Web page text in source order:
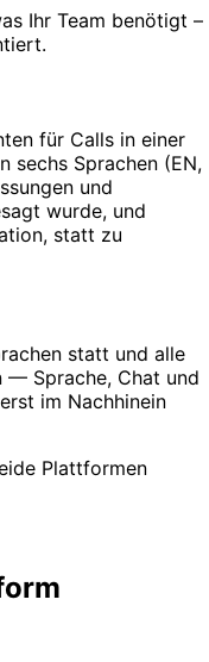
Ihr Team benötigt –
für Calls in einer
sechs Sprachen (EN,
und
wurde, und
statt zu
statt und alle
— Sprache, Chat und
im Nachhinein
Plattformen